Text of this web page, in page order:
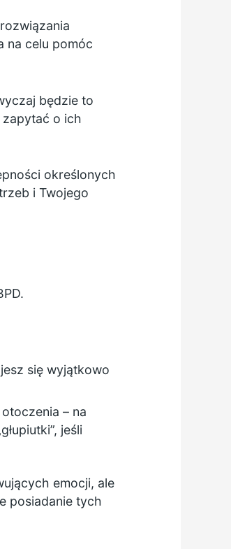
na celu pomóc
będzie to
o ich
określonych
i Twojego
się wyjątkowo
– na
jeśli
emocji, ale
posiadanie tych